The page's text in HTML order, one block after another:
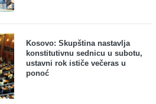
Kosovo: Skupština nastavlja
konstitutivnu sednicu u subotu,
ustavni rok ističe večeras u
ponoć